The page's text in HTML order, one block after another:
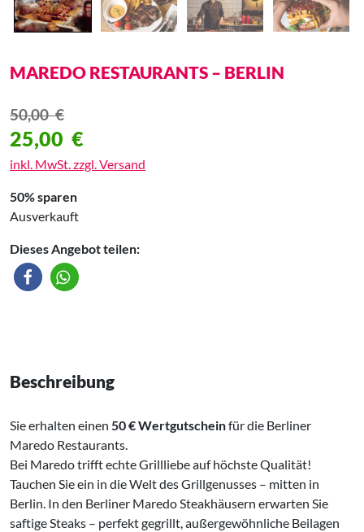
MAREDO RESTAURANTS – BERLIN
50,00€
25,00 €
inkl. MwSt. zzgl. Versand
50% sparen
Ausverkauft
Dieses Angebot teilen:
Beschreibung
Sie erhalten einen 50 € Wertgutscheinfür die Berliner
Maredo Restaurants.
Bei Maredo trifft echte Grillliebe auf höchste Qualität!
Tauchen Sie ein in die Welt des Grillgenusses – mitten in
Berlin. In den Berliner Maredo Steakhäusern erwarten Sie
saftige Steaks – perfekt gegrillt, außergewöhnliche Beilagen